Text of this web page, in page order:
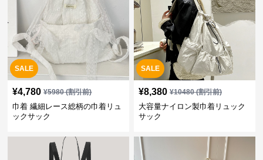
SALE
¥4,780 ¥5980(割引前)
巾着 繊細レース総柄の巾着リュ
ックサック
SALE
¥8,380 ¥10480(割引前)
大容量ナイロン製巾着リュック
サック